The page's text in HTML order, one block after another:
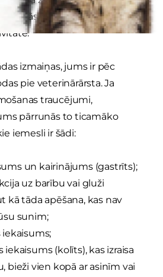
vēdera burbuļošana
izmaiņas, jums ir pēc
pie veterinārārsta. Ja
traucējumi,
pārrunās to ticamāko
iemesli ir šādi:
un kairinājums (gastrīts);
uz barību vai gluži
kā tāda apēšana, kas nav
sunim;
iekaisums;
iekaisums (kolīts), kas izraisa
bieži vien kopā ar asinīm vai